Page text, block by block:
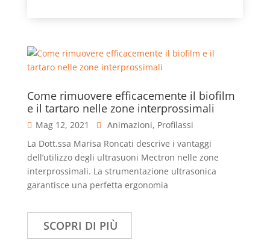
Come rimuovere efficacemente il biofilm
e il tartaro nelle zone interprossimali
Mag 12, 2021 Animazioni, Profilassi
La Dott.ssa Marisa Roncati descrive i vantaggi
dell’utilizzo degli ultrasuoni Mectron nelle zone
interprossimali. La strumentazione ultrasonica
garantisce una perfetta ergonomia
SCOPRI DI PIÙ